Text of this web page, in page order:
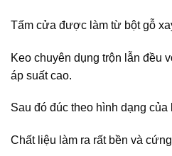
Tấm cửa được làm từ bột gỗ
Keo chuyên dụng trộn lẫn đều
áp suất cao.
Sau đó đúc theo hình dạng của
Chất liệu làm ra rất bền và